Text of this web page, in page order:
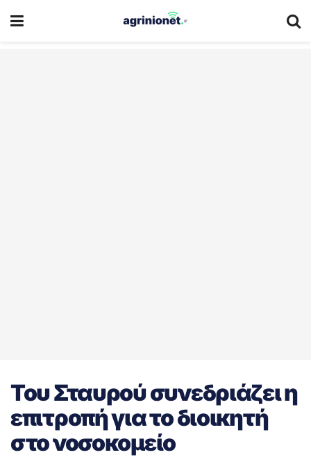
Του Σταυρού συνεδριάζει η
επιτροπή για το διοικητή
στο νοσοκομείο